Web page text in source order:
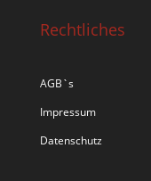
Rechtliches
AGB`s
Impressum
Datenschutz